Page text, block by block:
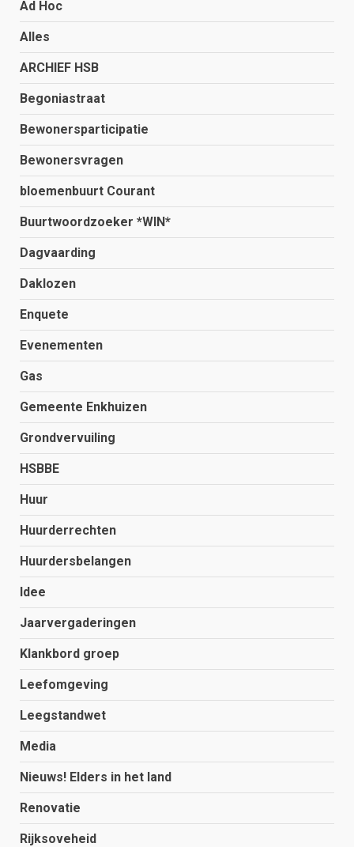
Ad Hoc
Alles
ARCHIEF HSB
Begoniastraat
Bewonersparticipatie
Bewonersvragen
bloemenbuurt Courant
Buurtwoordzoeker *WIN*
Dagvaarding
Daklozen
Enquete
Evenementen
Gas
Gemeente Enkhuizen
Grondvervuiling
HSBBE
Huur
Huurderrechten
Huurdersbelangen
Idee
Jaarvergaderingen
Klankbord groep
Leefomgeving
Leegstandwet
Media
Nieuws! Elders in het land
Renovatie
Rijksoveheid